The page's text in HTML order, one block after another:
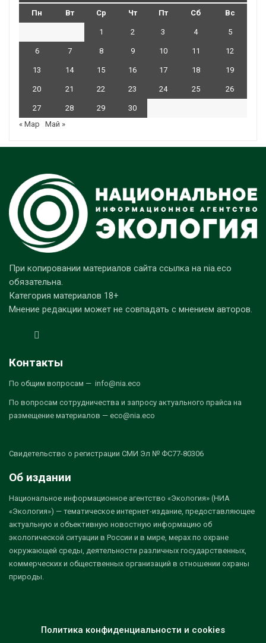
Пн Вт Ср Чт Пт Сб Вс
1 2 3 4 5
6 7 8 9 10 11 12
13 14 15 16 17 18 19
20 21 22 23 24 25 26
27 28 29
30
« Мар
Май »
При копировании материалов сайта ссылка на nia.eco
обязательна.
Категория материалов 18+
Мнение редакции может не совпадать с мнением авторов.
Контакты
По общим вопросам — info@nia.eco
По вопросам сотрудничества и запросу актуального прайса на
размещение материалов — eco@nia.eco
Свидетельство о регистрации СМИ Эл № ФС77-80306
Об издании
Национальное информационное агентство «Экология» (НИА
«Экология») — тематическое интернет-издание, предоставляющее
актуальную и объективную новостную информацию об
экологической ситуации в России и в мире, мерах по охране
окружающей среды, деятельности различных государственных,
коммерческих и общественных организаций в отношении охраны
природы.
Политика конфиденциальности и cookies